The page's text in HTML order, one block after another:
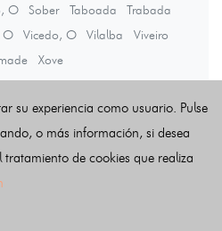
O Sober Taboada
Trabada
O Vicedo, O Vilalba
Viveiro
Xove
Últimas noticias
su experiencia como usuario. Pulse
o más información, si desea
de cookies que realiza